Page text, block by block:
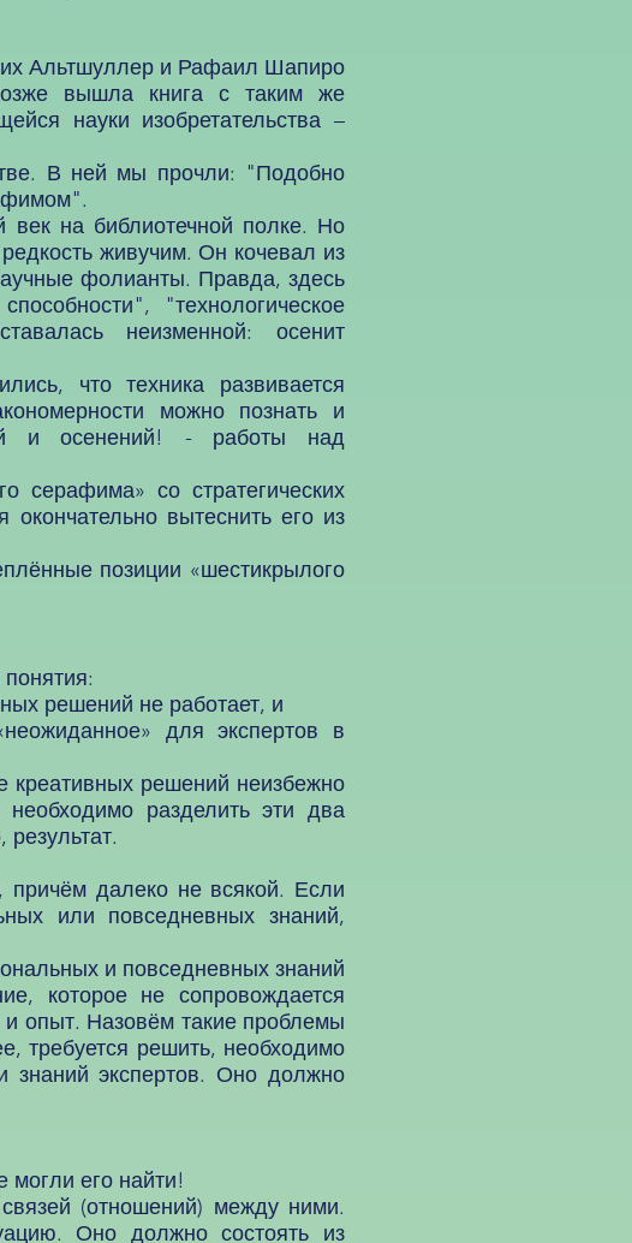
Альтшуллер и Рафаил Шапиро
вышла книга с таким же
науки изобретательства –
В ней мы прочли: "Подобно
на библиотечной полке. Но
живучим. Он кочевал из
фолианты. Правда, здесь
"технологическое
неизменной: осенит
что техника развивается
можно познать и
и осенений! - работы над
со стратегических
вытеснить его из
позиции «шестикрылого
решений не работает, и
для экспертов в
решений неизбежно
разделить эти два
далеко не всякой. Если
или повседневных знаний,
и повседневных знаний
которое не сопровождается
опыт. Назовём такие проблемы
требуется решить, необходимо
знаний экспертов. Оно должно
могли его найти!
(отношений) между ними.
Оно должно состоять из